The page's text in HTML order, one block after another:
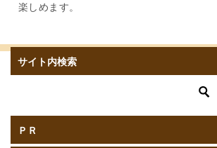
楽しめます。
サイト内検索
ＰＲ